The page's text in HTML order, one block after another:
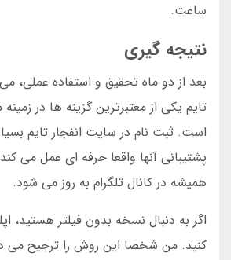
ساعت.
نتیجه گیری
بعد از دو ماه تحقیق و استفاده عملی، می
تایم یکی از معتبرترین گزینه ها در
است. ثبت نام در سایت انفجار تایم
پشتیبانی آنها واقعا حرفه ای عمل می
همیشه در کانال تلگرام به روز می شود.
اگر به دنبال نسخه بدون فیلتر هستید،
کنید. من شخصا این روش را ترجیح